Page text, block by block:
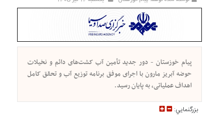
پیام خوزستان - دور جدید تأمین آب کشت‌های دائم و نخیلات
حوضه آبریز مارون با اجرای موفق برنامه توزیع آب و تحقق کامل
اهداف عملیاتی، به پایان رسید.
بزرگنمايي: